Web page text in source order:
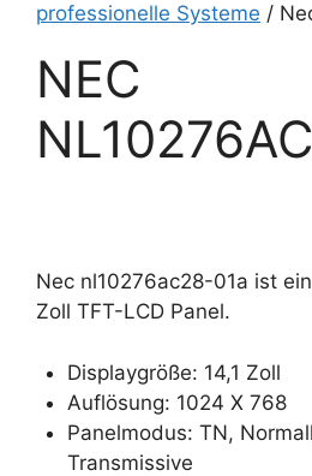
professionelle Systeme /
NEC
Nec nl10276ac28-01a ist
Zoll TFT-LCD Panel.
Displaygröße: 14,1 Zoll
Auflösung: 1024 X 768
Panelmodus: TN,
Transmissive